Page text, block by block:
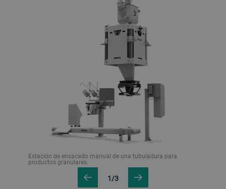
Estación de ensacado manual de una tubuladura para
productos granulares.
1/3